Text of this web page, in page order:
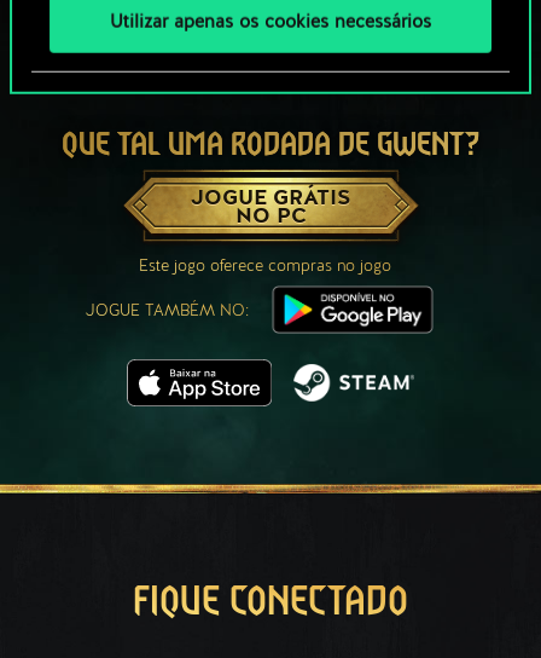
Utilizar apenas os cookies necessários
QUE TAL UMA RODADA DE GWENT?
JOGUE GRÁTIS
NO PC
Este jogo oferece compras no jogo
JOGUE TAMBÉM NO:
FIQUE CONECTADO